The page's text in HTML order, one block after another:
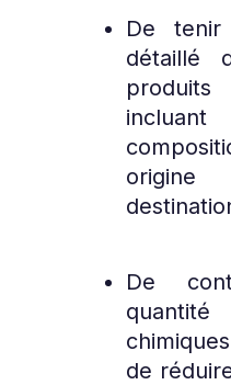
De
détaillé
De
quantité
de